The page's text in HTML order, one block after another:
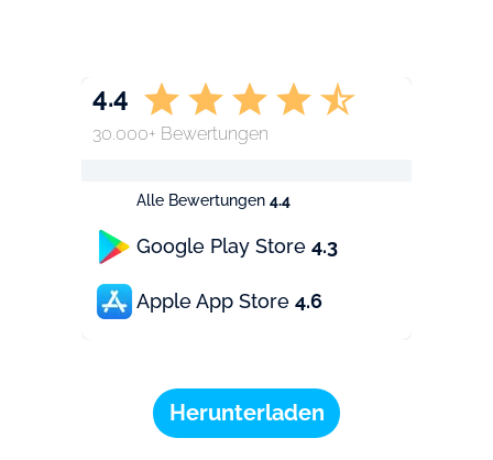
Alle Bewertungen 4.4
Google Play Store 4.3
Apple App Store 4.6
4.4
30.000+ Bewertungen
Herunterladen